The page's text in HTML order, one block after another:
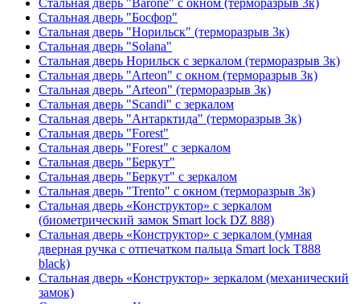
Стальная дверь "Barone" с окном (терморазрыв 3к)
Стальная дверь "Босфор"
Стальная дверь "Норильск" (терморазрыв 3к)
Стальная дверь "Solana"
Стальная дверь Норильск с зеркалом (терморазрыв 3к)
Стальная дверь "Arteon" с окном (терморазрыв 3к)
Стальная дверь "Arteon" (терморазрыв 3к)
Стальная дверь "Scandi" с зеркалом
Стальная дверь "Антарктида" (терморазрыв 3к)
Стальная дверь "Forest"
Стальная дверь "Forest" с зеркалом
Стальная дверь "Беркут"
Стальная дверь "Беркут" с зеркалом
Стальная дверь "Trento" с окном (терморазрыв 3к)
Стальная дверь «Конструктор» с зеркалом
(биометрический замок Smart lock DZ 888)
Стальная дверь «Конструктор» с зеркалом (умная
дверная ручка с отпечатком пальца Smart lock T888
black)
Стальная дверь «Конструктор» зеркалом (механический
замок)